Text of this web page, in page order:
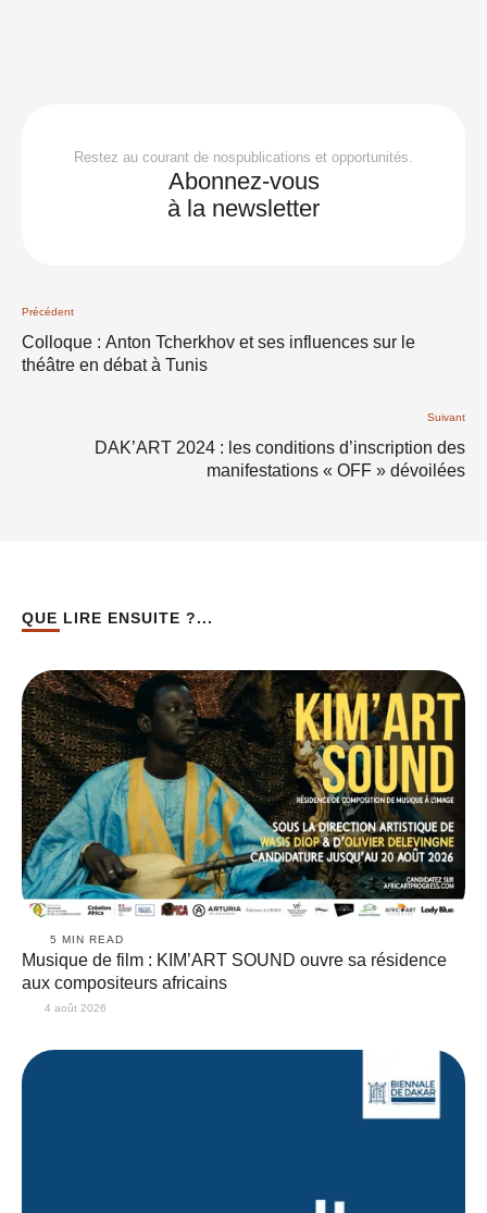
Restez au courant de nospublications et opportunités.
Abonnez-vous
à la newsletter
Précédent
Colloque : Anton Tcherkhov et ses influences sur le
théâtre en débat à Tunis
Suivant
DAK’ART 2024 : les conditions d’inscription des
manifestations « OFF » dévoilées
QUE LIRE ENSUITE ?...
5 MIN READ
Musique de film : KIM’ART SOUND ouvre sa résidence
aux compositeurs africains
4 août 2026